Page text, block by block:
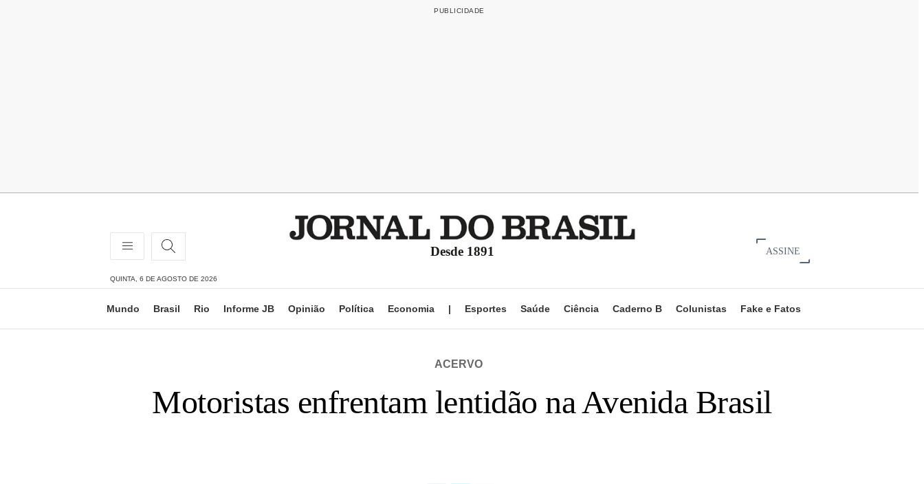
Desde 1891 ASSINE
QUINTA, 6 DE AGOSTO DE 2026
Mundo Brasil Rio Informe JB Opinião Política Economia | Esportes Saúde Ciência Caderno B Colunistas Fake e Fatos
ACERVO
Motoristas enfrentam lentidão na Avenida Brasil